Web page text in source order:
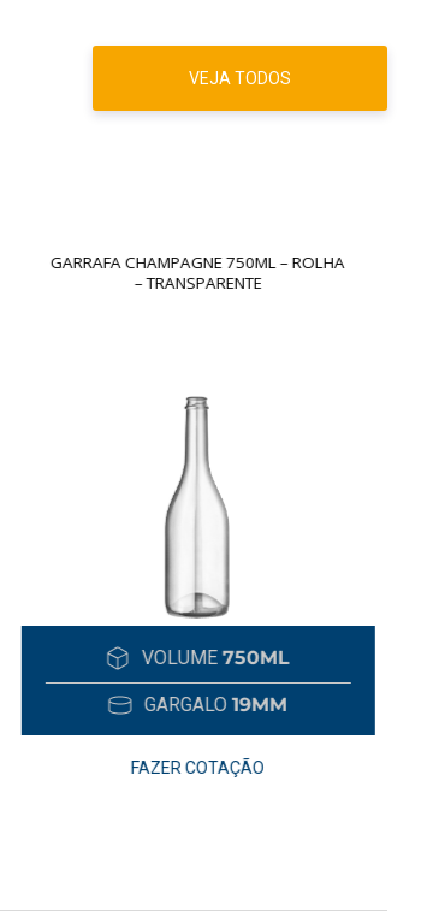
VEJA TODOS
GARRAFA CHAMPAGNE 750ML – ROLHA
– TRANSPARENTE
VOLUME 750ML
GARGALO 19MM
FAZER COTAÇÃO